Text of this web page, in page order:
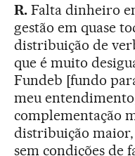
R. Falta dinheiro
gestão em quase
distribuição de
que é muito
Fundeb [fundo
meu
complementação
distribuição
sem condições de